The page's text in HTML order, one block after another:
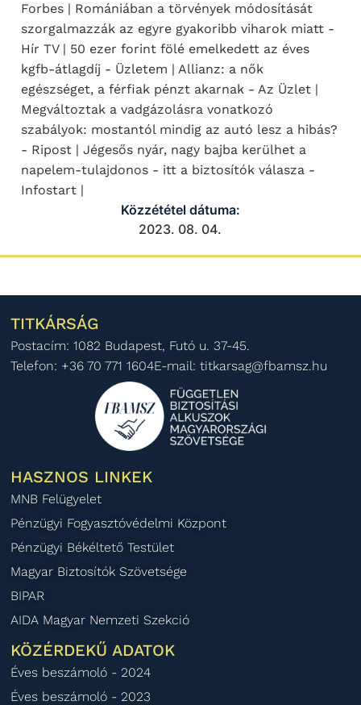
Forbes | Romániában a törvények módosítását
szorgalmazzák az egyre gyakoribb viharok miatt -
Hír TV | 50 ezer forint fölé emelkedett az éves
kgfb-átlagdíj - Üzletem | Allianz: a nők
egészséget, a férfiak pénzt akarnak - Az Üzlet |
Megváltoztak a vadgázolásra vonatkozó
szabályok: mostantól mindig az autó lesz a hibás?
- Ripost | Jégesős nyár, nagy bajba kerülhet a
napelem-tulajdonos - itt a biztosítók válasza -
Infostart |
Közzététel dátuma:
2023. 08. 04.
TITKÁRSÁG
Postacím: 1082 Budapest, Futó u. 37-45.
Telefon: +36 70 771 1604E-mail: titkarsag@fbamsz.hu
HASZNOS LINKEK
MNB Felügyelet
Pénzügyi Fogyasztóvédelmi Központ
Pénzügyi Békéltető Testület
Magyar Biztosítók Szövetsége
BIPAR
AIDA Magyar Nemzeti Szekció
KÖZÉRDEKŰ ADATOK
Éves beszámoló - 2024
Éves beszámoló - 2023